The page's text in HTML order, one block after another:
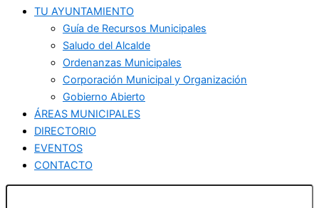
TU AYUNTAMIENTO
Guía de Recursos Municipales
Saludo del Alcalde
Ordenanzas Municipales
Corporación Municipal y Organización
Gobierno Abierto
ÁREAS MUNICIPALES
DIRECTORIO
EVENTOS
CONTACTO